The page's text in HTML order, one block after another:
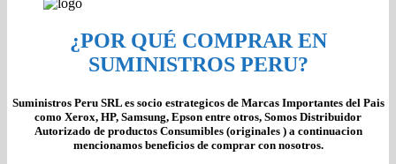
¿POR QUÉ COMPRAR EN
SUMINISTROS PERU?
Suministros Peru SRL es socio estrategicos de Marcas Importantes del Pais
como Xerox, HP, Samsung, Epson entre otros, Somos Distribuidor
Autorizado de productos Consumibles (originales ) a continuacion
mencionamos beneficios de comprar con nosotros.